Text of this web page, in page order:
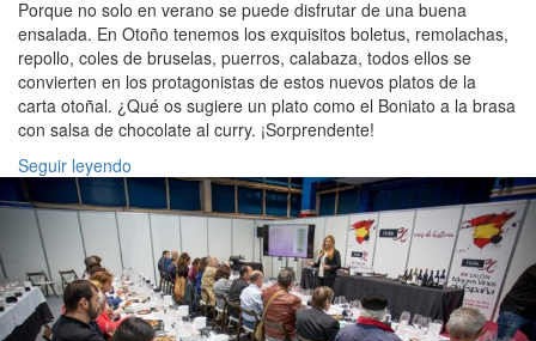
Porque no solo en verano se puede disfrutar de una buena
ensalada. En Otoño tenemos los exquisitos boletus, remolachas,
repollo, coles de bruselas, puerros, calabaza, todos ellos se
convierten en los protagonistas de estos nuevos platos de la
carta otoñal. ¿Qué os sugiere un plato como el Boniato a la brasa
con salsa de chocolate al curry. ¡Sorprendente!
Seguir leyendo